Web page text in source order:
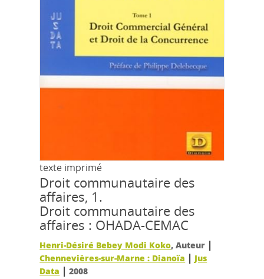
texte imprimé
Droit communautaire des
affaires, 1.
Droit communautaire des
affaires : OHADA-CEMAC
Henri-Désiré Bebey Modi Koko, Auteur |
Chennevières-sur-Marne : Dianoïa | Jus
Data |2008